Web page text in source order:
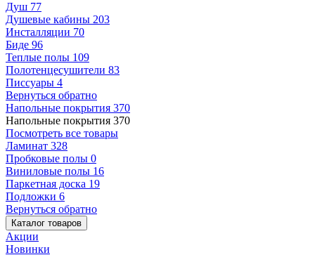
Душ 77
Душевые кабины 203
Инсталляции 70
Биде 96
Теплые полы 109
Полотенцесушители 83
Писсуары 4
Вернуться обратно
Напольные покрытия 370
Напольные покрытия 370
Посмотреть все товары
Ламинат 328
Пробковые полы 0
Виниловые полы 16
Паркетная доска 19
Подложки 6
Вернуться обратно
Каталог товаров
Акции
Новинки